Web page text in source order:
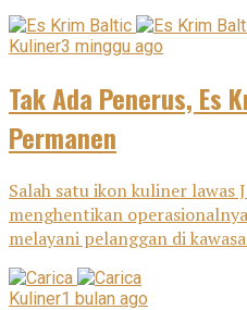
Kuliner3 minggu ago
Tak Ada Penerus, Es
Permanen
Salah satu ikon kuliner lawas
menghentikan
melayani pelanggan di
Kuliner1 bulan ago